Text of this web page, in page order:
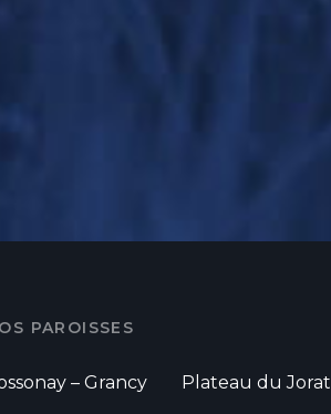
PAROISSES
– Grancy Plateau du Jorat